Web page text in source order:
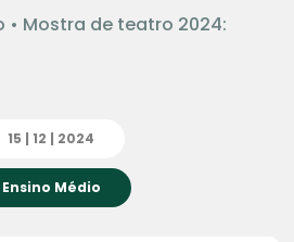
• Mostra de teatro 2024:
15 | 12 | 2024
Ensino Médio